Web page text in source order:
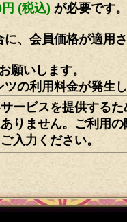
(税込) が必要です。
、会員価格が適用
願いします。
の利用料金が発生
ービスを提供する
りません。ご利用
入力ください。